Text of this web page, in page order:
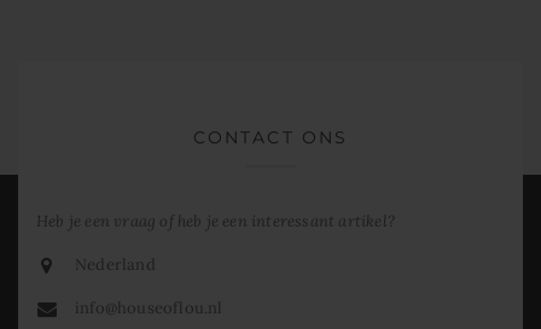
CONTACT ONS
Heb je een vraag of heb je een interessant artikel?
Nederland
info@houseoflou.nl